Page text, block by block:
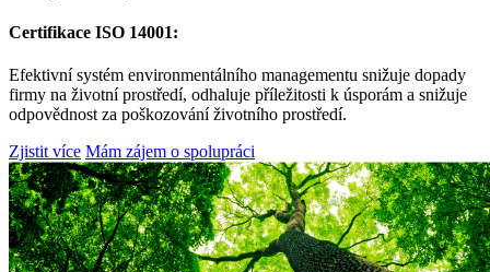
Certifikace ISO 14001:
Efektivní systém environmentálního managementu snižuje dopady
firmy na životní prostředí, odhaluje příležitosti k úsporám a snižuje
odpovědnost za poškozování životního prostředí.
Zjistit více Mám zájem o spolupráci